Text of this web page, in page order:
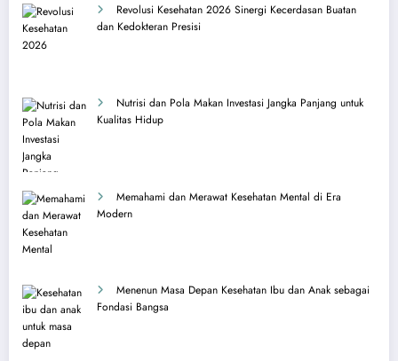
Revolusi Kesehatan 2026 Sinergi Kecerdasan Buatan
dan Kedokteran Presisi
Nutrisi dan Pola Makan Investasi Jangka Panjang untuk
Kualitas Hidup
Memahami dan Merawat Kesehatan Mental di Era
Modern
Menenun Masa Depan Kesehatan Ibu dan Anak sebagai
Fondasi Bangsa